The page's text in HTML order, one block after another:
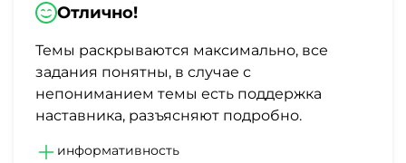
Отлично!
Темы раскрываются максимально, все
задания понятны, в случае с
непониманием темы есть поддержка
наставника, разъясняют подробно.
информативность